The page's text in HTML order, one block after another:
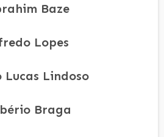
Baze
Lopes
Lucas Lindoso
Braga